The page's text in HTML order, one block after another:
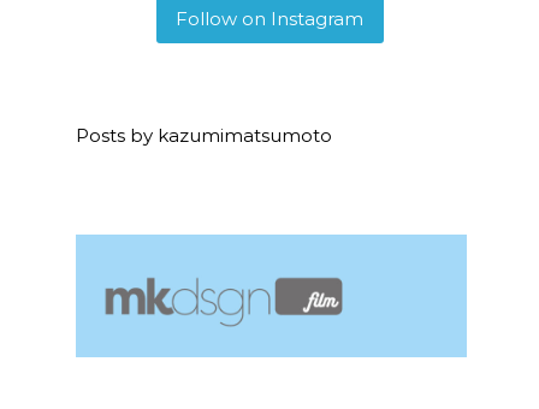
Follow on Instagram
Posts by kazumimatsumoto